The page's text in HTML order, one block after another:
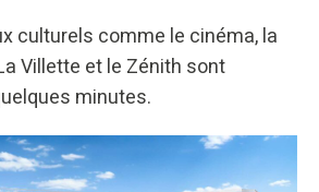
culturels comme le cinéma, la
Villette et le Zénith sont
minutes.